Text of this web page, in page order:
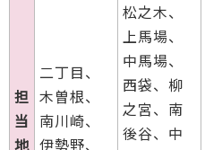
担
当
地
二丁目、
木曽根、
南川崎、
伊勢野、
松之木、
上馬場、
中馬場、
西袋、柳
之宮、南
後谷、中